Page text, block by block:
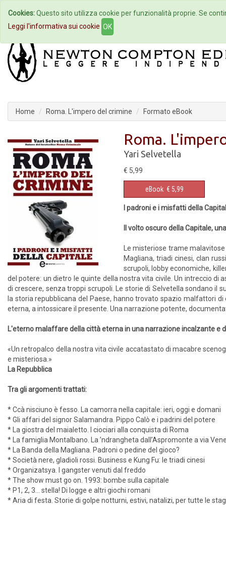
Home Autori Eventi
Home Roma. L'impero del crimine Formato eBook
Roma.
Yari Selvetella
€ 5,99
eBook € 5,99
I padroni e i misfatti della
Il volto oscuro della Capitale,
Le misteriose trame
Magliana, triadi cinesi, clan
scrupoli, lobby economiche,
del potere: un dietro le quinte della nostra vita civile. Un intreccio
di crescere, senza troppi scrupoli. Le storie di Selvetella sondano il
la storia repubblicana del Paese, hanno trovato spazio malfattori
eterna, a intossicare il presente. Una narrazione potente,
L'eterno malaffare della città eterna in una narrazione incalzante e
«Un retropalco della nostra vita civile accatastato di macabre
e misteriosa.»
La Repubblica
Tra gli argomenti trattati:
* Ccà nisciuno è fesso. La camorra nella capitale: ieri, oggi e domani
* Gli affari del signor Salamandra. Pippo Calò e i padrini del potere
* La giostra del maialetto. I ciociari alla conquista di Roma
* La famiglia Montalbano. La ’ndrangheta dall’Aspromonte a via
* La Banda della Magliana. Padroni o pedine del gioco?
* Società nere, gladioli rossi. Business e Kung Fu: le triadi cinesi
* Organizatsya. I gangster venuti dal freddo
* The show must go on. 1993: bombe sulla capitale
* P1, 2, 3... stella! Di logge e altri giochi romani
* Aria di festa. Storie di golpe notturni, estivi, natalizi, per tutte le
Cookies:Questo sito utilizza cookie per funzionalità proprie. Se
Leggi l'informativa sui cookie OK